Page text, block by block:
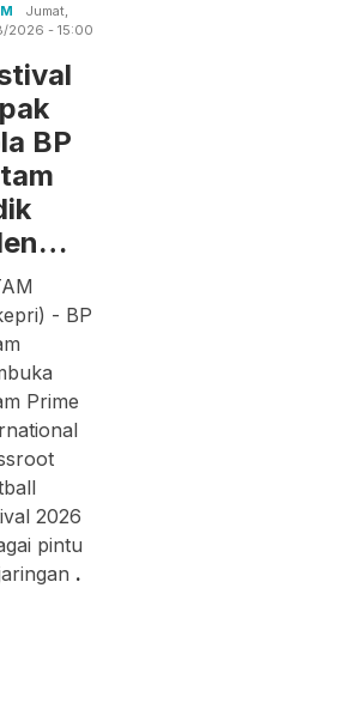
Jumat,
2026 - 15:00
BP
- BP
Prime
2026
pintu
.